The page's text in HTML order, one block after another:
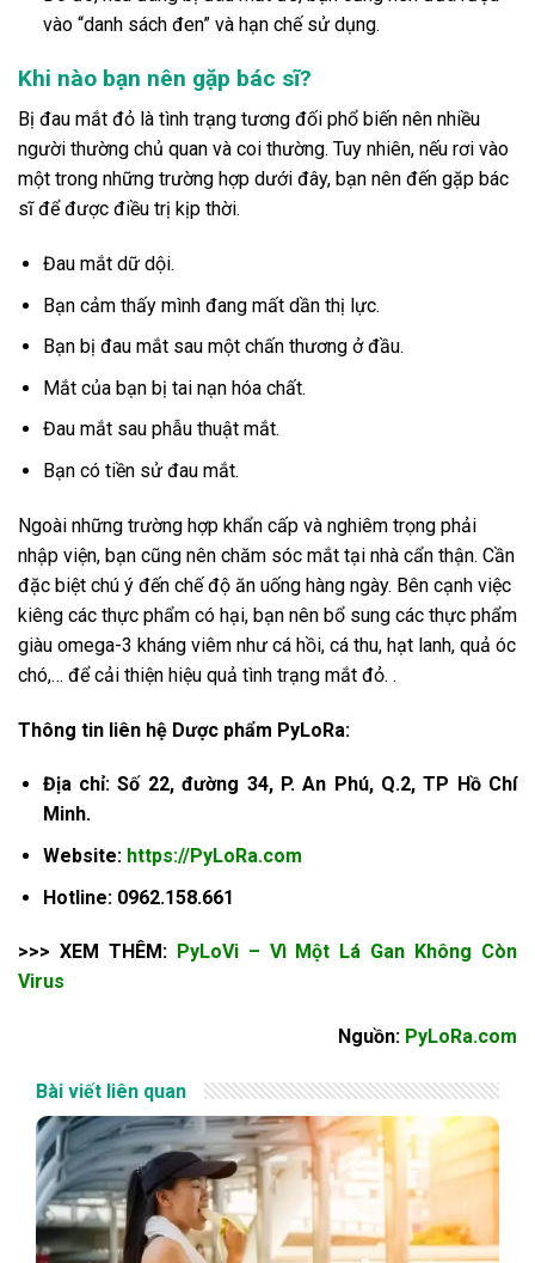
vào “danh sách đen” và hạn chế sử dụng.
Khi nào bạn nên gặp bác sĩ?
Bị đau mắt đỏ là tình trạng tương đối phổ biến nên nhiều
người thường chủ quan và coi thường. Tuy nhiên, nếu rơi vào
một trong những trường hợp dưới đây, bạn nên đến gặp bác
sĩ để được điều trị kịp thời.
Đau mắt dữ dội.
Bạn cảm thấy mình đang mất dần thị lực.
Bạn bị đau mắt sau một chấn thương ở đầu.
Mắt của bạn bị tai nạn hóa chất.
Đau mắt sau phẫu thuật mắt.
Bạn có tiền sử đau mắt.
Ngoài những trường hợp khẩn cấp và nghiêm trọng phải
nhập viện, bạn cũng nên chăm sóc mắt tại nhà cẩn thận. Cần
đặc biệt chú ý đến chế độ ăn uống hàng ngày. Bên cạnh việc
kiêng các thực phẩm có hại, bạn nên bổ sung các thực phẩm
giàu omega-3 kháng viêm như cá hồi, cá thu, hạt lanh, quả óc
chó,… để cải thiện hiệu quả tình trạng mắt đỏ. .
Thông tin liên hệ Dược phẩm PyLoRa:
Địa chỉ: Số 22, đường 34, P. An Phú, Q.2, TP Hồ Chí
Minh.
Website: https://PyLoRa.com
Hotline: 0962.158.661
>>> XEM THÊM: PyLoVi – Vì Một Lá Gan Không Còn
Virus
Nguồn: PyLoRa.com
Bài viết liên quan